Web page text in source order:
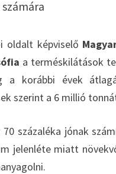
oldalt képviselő
a terméskilátások
korábbi évek
szerint a 6 millió
százaléka jónak
jelenléte miatt